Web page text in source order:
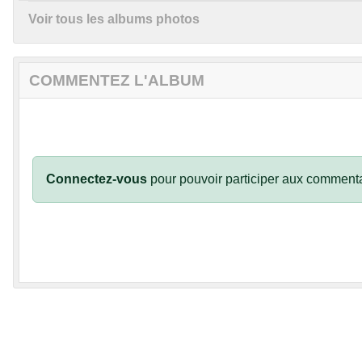
Voir tous les albums photos
COMMENTEZ L'ALBUM
Connectez-vous pour pouvoir participer aux